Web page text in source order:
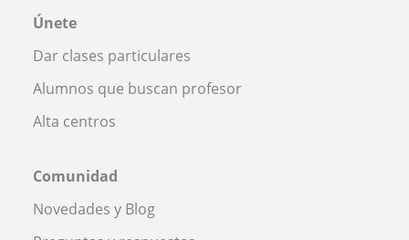
Únete
Dar clases particulares
Alumnos que buscan profesor
Alta centros
Comunidad
Novedades y Blog